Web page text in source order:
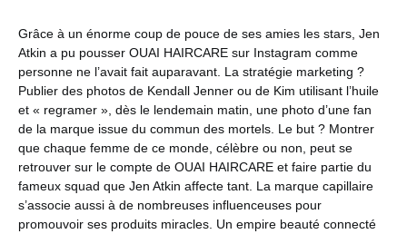
Grâce à un énorme coup de pouce de ses amies les stars, Jen
Atkin a pu pousser OUAI HAIRCARE sur Instagram comme
personne ne l’avait fait auparavant. La stratégie marketing ?
Publier des photos de Kendall Jenner ou de Kim utilisant l’huile
et « regramer », dès le lendemain matin, une photo d’une fan
de la marque issue du commun des mortels. Le but ? Montrer
que chaque femme de ce monde, célèbre ou non, peut se
retrouver sur le compte de OUAI HAIRCARE et faire partie du
fameux squad que Jen Atkin affecte tant. La marque capillaire
s’associe aussi à de nombreuses influenceuses pour
promouvoir ses produits miracles. Un empire beauté connecté